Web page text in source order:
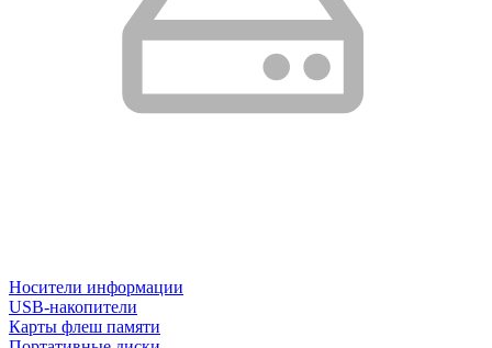
Носители информации
USB-накопители
Карты флеш памяти